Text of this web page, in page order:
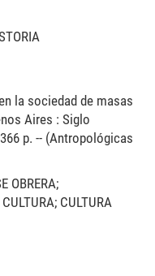
la sociedad de masas
Aires : Siglo
p. -- (Antropológicas
OBRERA;
CULTURA